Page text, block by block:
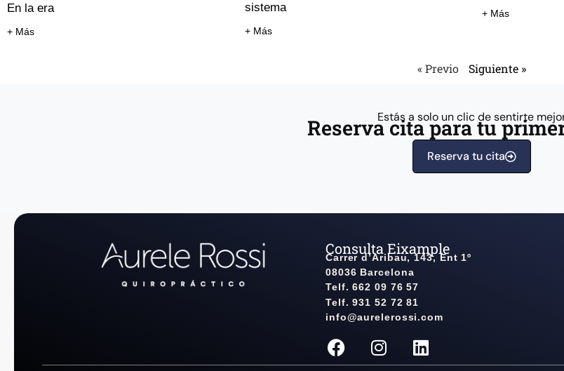
En la era
+ Más
sistema
+ Más
+ Más
« Previo Siguiente »
Estás a solo un clic de sentirte
Reserva cita para tu
Reserva tu cita
Consulta Eixample
Carrer d’Aribau, 143, Ent 1º
08036 Barcelona
Telf. 662 09 76 57
Telf. 931 52 72 81
info@aurelerossi.com